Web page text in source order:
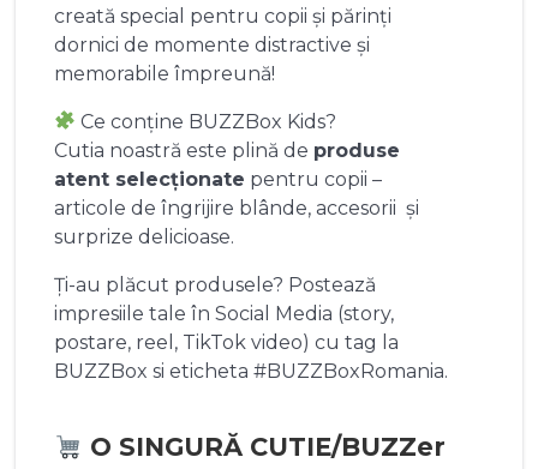
creată special pentru copii și părinți
dornici de momente distractive și
memorabile împreună!
Ce conține BUZZBox Kids?
Cutia noastră este plină de produse
atent selecționate pentru copii –
articole de îngrijire blânde, accesorii și
surprize delicioase.
Ți-au plăcut produsele? Postează
impresiile tale în Social Media (story,
postare, reel, TikTok video) cu tag la
BUZZBox si eticheta #BUZZBoxRomania.
O SINGURĂ CUTIE/BUZZer